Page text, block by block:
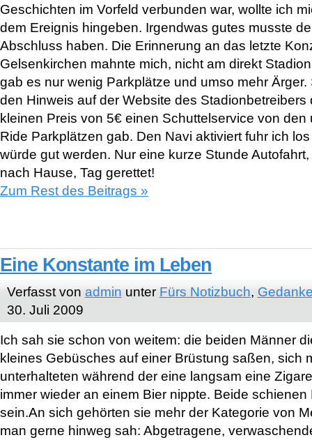
Geschichten im Vorfeld verbunden war, wollte ich
dem Ereignis hingeben. Irgendwas gutes musste
Abschluss haben. Die Erinnerung an das letzte
Gelsenkirchen mahnte mich, nicht am direkt
gab es nur wenig Parkplätze und umso mehr
den Hinweis auf der Website des Stadionbetreibers
kleinen Preis von 5€ einen Schuttelservice von den
Ride Parkplätzen gab. Den Navi aktiviert fuhr ich
würde gut werden. Nur eine kurze Stunde
nach Hause, Tag gerettet!
Zum Rest des Beitrags »
Eine Konstante im Leben
Verfasst von admin unter Fürs Notizbuch,
30. Juli 2009
Ich sah sie schon von weitem: die beiden Männer
kleines Gebüsches auf einer Brüstung saßen, sich
unterhalteten während der eine langsam eine
immer wieder an einem Bier nippte. Beide
sein.An sich gehörten sie mehr der Kategorie von
man gerne hinweg sah: Abgetragene,